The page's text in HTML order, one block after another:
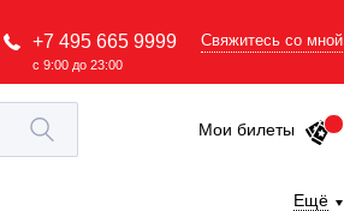
+7 495 665 9999
с 9:00 до 23:00
Свяжитесь со мной
Мои билеты
Ещё